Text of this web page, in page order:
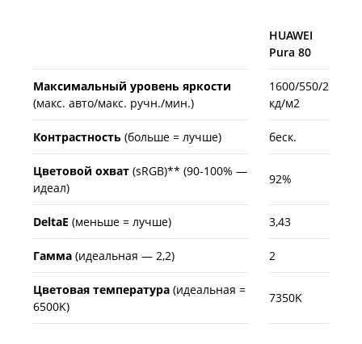
HUAWEI
Pura 80
Максимальный уровень яркости
(макс. авто/макс. ручн./мин.)
1600/550/2
кд/м2
Контрастность (больше = лучше) беск.
Цветовой охват (sRGB)** (90-100% —
идеал)
92%
DeltaE (меньше = лучше) 3,43
Гамма (идеальная — 2,2) 2
Цветовая температура (идеальная =
6500K)
7350K